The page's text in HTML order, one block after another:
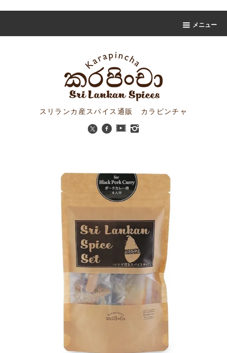
メニュー
スリランカ産スパイス通販 カラピンチャ